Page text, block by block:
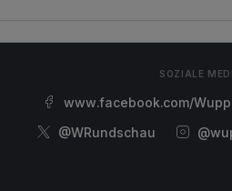
SOZIALE
www.facebook.com/
@WRundschau